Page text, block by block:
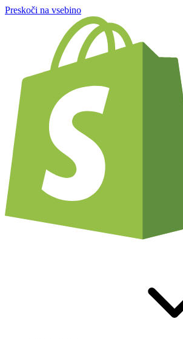
Preskoči na vsebino